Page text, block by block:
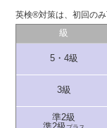
英検®対策は、初回の
級
5・4級
3級
準2級